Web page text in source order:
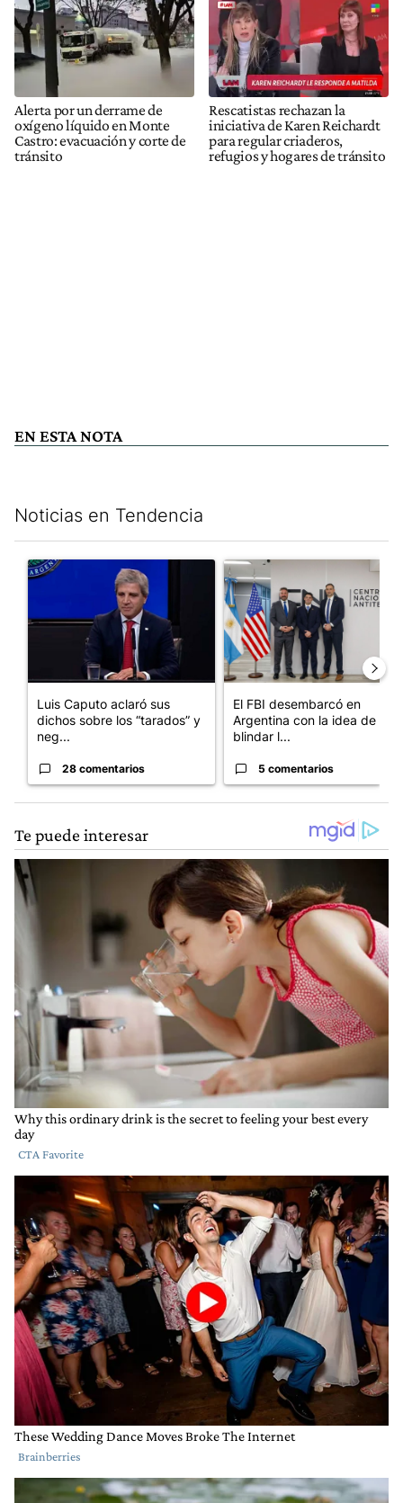
Alerta por un derrame de
oxígeno líquido en Monte
Castro: evacuación y corte de
tránsito
Rescatistas rechazan la
iniciativa de Karen Reichardt
para regular criaderos,
refugios y hogares de tránsito
EN ESTA NOTA
Noticias en Tendencia
Un artículo de tendencia con el título "Luis Caputo aclaró sus
Luis Caputo aclaró sus
dichos sobre los “tarados” y
neg...
28 comentarios
Un artículo de tendencia con
El FBI desembarcó en
Argentina con la idea de
blindar l...
5 comentarios